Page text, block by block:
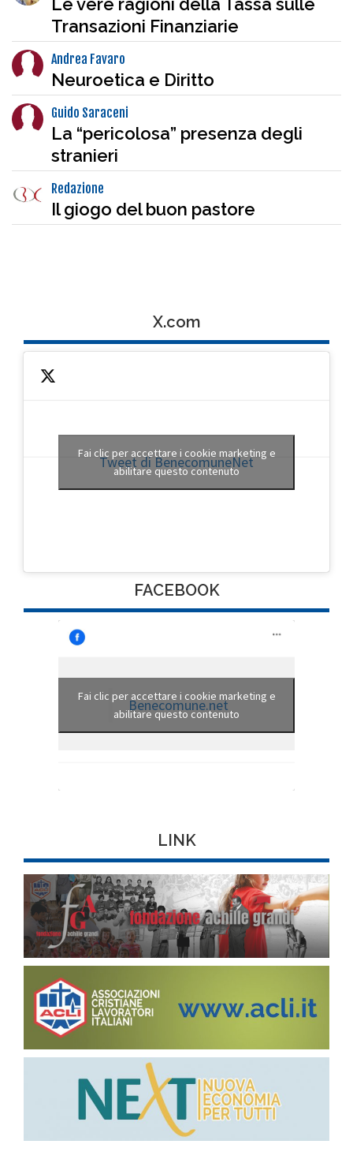
Transazioni Finanziarie
Andrea Favaro
Neuroetica e Diritto
Guido Saraceni
La “pericolosa” presenza degli
stranieri
Redazione
Il giogo del buon pastore
X.com
Tweet di BenecomuneNet
Fai clic per accettare i cookie marketing e
abilitare questo contenuto
FACEBOOK
Benecomune.net
Fai clic per accettare i cookie marketing e
abilitare questo contenuto
LINK